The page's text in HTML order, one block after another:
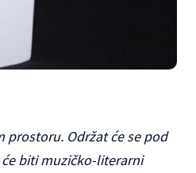
prostoru. Održat će se pod
će biti muzičko-literarni